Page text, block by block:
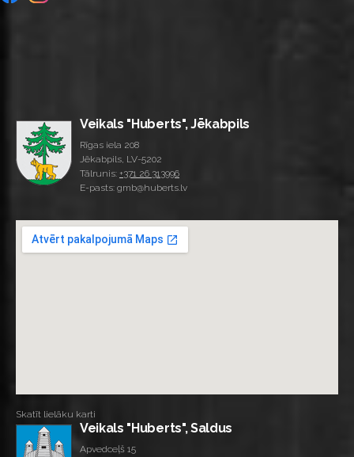
Veikals "Huberts", Jēkabpils
Rīgas iela 208
Jēkabpils, LV-5202
Tālrunis: +371 26 313996
E-pasts: gmb@huberts.lv
Skatīt lielāku karti
Veikals "Huberts", Saldus
Apvedceļš 15